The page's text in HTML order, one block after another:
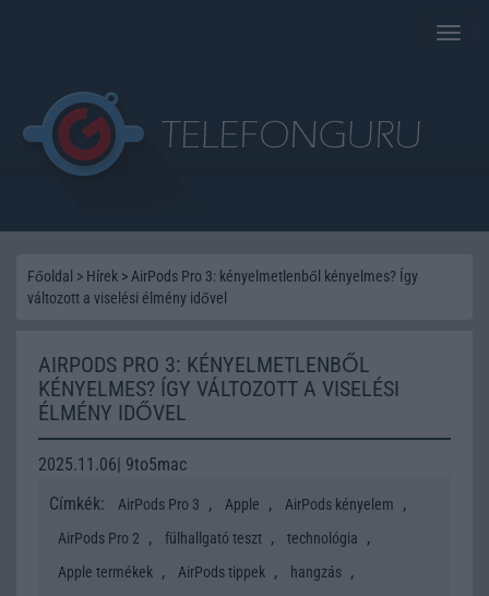
Toggle
Főoldal > Hírek > AirPods Pro 3: kényelmetlenből kényelmes? Így
változott a viselési élmény idővel
AIRPODS PRO 3: KÉNYELMETLENBŐL
KÉNYELMES? ÍGY VÁLTOZOTT A VISELÉSI
ÉLMÉNY IDŐVEL
2025.11.06| 9to5mac
Címkék:
AirPods Pro 3 , Apple , AirPods kényelem ,
AirPods Pro 2 , fülhallgató teszt , technológia ,
Apple termékek , AirPods tippek , hangzás ,